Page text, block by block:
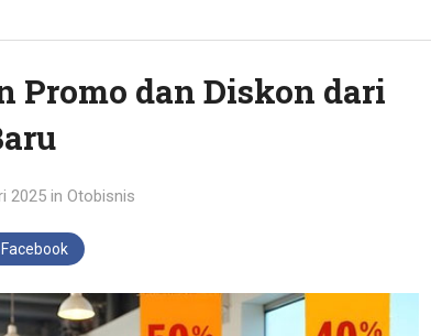
Promo dan Diskon dari
2025 in Otobisnis